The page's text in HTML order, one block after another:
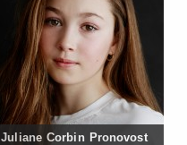
Juliane Corbin Pronovost